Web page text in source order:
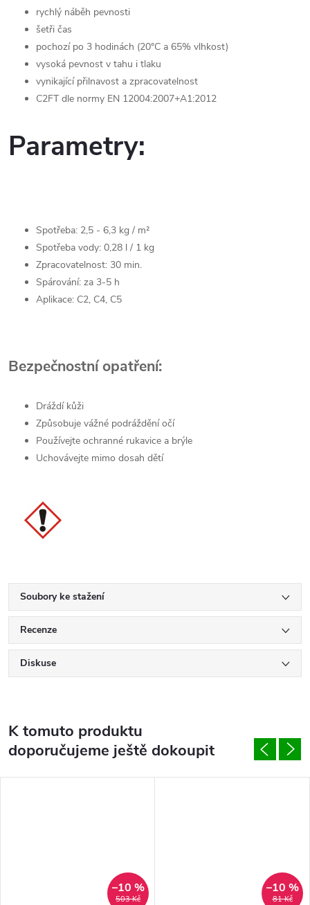
rychlý náběh pevnosti
šetři čas
pochozí po 3 hodinách (20°C a 65% vlhkost)
vysoká pevnost v tahu i tlaku
vynikající přilnavost a zpracovatelnost
C2FT dle normy EN 12004:2007+A1:2012
Parametry:
Spotřeba: 2,5 - 6,3 kg / m²
Spotřeba vody: 0,28 l / 1 kg
Zpracovatelnost: 30 min.
Spárování: za 3-5 h
Aplikace: C2, C4, C5
Bezpečnostní opatření:
Dráždí kůži
Způsobuje vážné podráždění očí
Používejte ochranné rukavice a brýle
Uchovávejte mimo dosah dětí
Soubory ke stažení
Recenze
Diskuse
K tomuto produktu
doporučujeme ještě dokoupit
503 Kč
–10 %
81 Kč
–10 %